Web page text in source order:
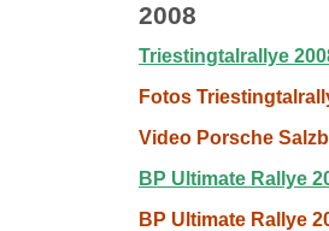
2008
Triestingtalrallye
Fotos
Video Porsche
BP Ultimate Rallye
BP Ultimate Rallye